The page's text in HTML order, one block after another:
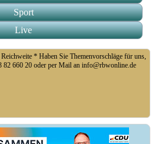
Sport
Live
* Haben Sie Themenvorschläge für uns,
82 660 20 oder per Mail an info@rbwonline.de
wegen des geringen Wasserstands der Elbe den